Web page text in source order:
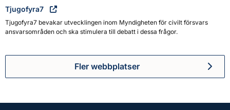
Tjugofyra7
Tjugofyra7 bevakar utvecklingen inom Myndigheten för civilt försvars
ansvarsområden och ska stimulera till debatt i dessa frågor.
Fler webbplatser